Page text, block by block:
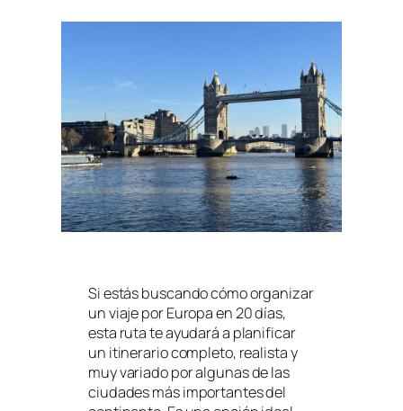
Si estás buscando cómo organizar
un viaje por Europa en 20 días,
esta ruta te ayudará a planificar
un itinerario completo, realista y
muy variado por algunas de las
ciudades más importantes del